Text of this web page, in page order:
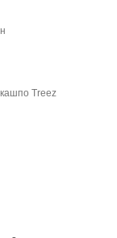
Treez